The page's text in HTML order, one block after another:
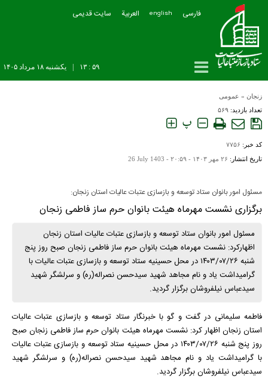
فارسی english العربیة سایت قدیمی
يکشنبه ۱۸ مرداد ۱۴۰۵ ۵۹ : ۱۳
زنجان » عمومی
تعداد بازدید: ۵۶۹
پ
کد خبر: ۷۷۵۶
تاریخ انتشار: ۲۶ مهر ۱۴۰۳ - ۲۰:۵۹ - 26 July 1403
مسئول امور بانوان ستاد توسعه و بازسازی عتبات عالیات استان زنجان:
برگزاری نشست مهرماه هیئت بانوان حرم ساز فاطمی زنجان
مسئول امور بانوان ستاد توسعه و بازسازی عتبات عالیات استان زنجان
اظهارکرد: نشست مهرماه هیئت بانوان حرم ساز فاطمی زنجان صبح روز پنج
شنبه ۱۴۰۳/۰۷/۲۶ در محل حسینیه ستاد توسعه و بازسازی عتبات عالیات با
گرامیداشت یاد و نام مجاهد شهید سیدحسن نصراله(ره) و سرلشگر شهید
سیدعباس نیلفروشان برگزار گردید.
فاطمه سلیمانی در گفت و گو با خبرنگار ستاد توسعه و بازسازی عتبات عالیات
استان زنجان اظهار کرد: نشست مهرماه هیئت بانوان حرم ساز فاطمی زنجان صبح
روز پنج شنبه ۱۴۰۳/۰۷/۲۶ در محل حسینیه ستاد توسعه و بازسازی عتبات عالیات
با گرامیداشت یاد و نام مجاهد شهید سیدحسن نصراله(ره) و سرلشگر شهید
سیدعباس نیلفروشان برگزار گردید.